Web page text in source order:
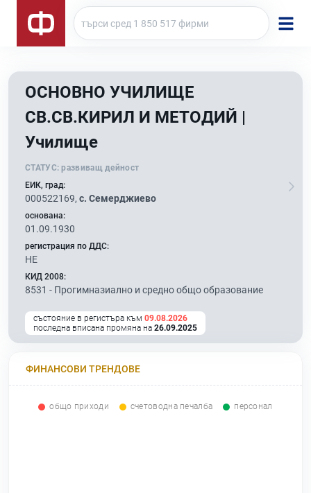
ОСНОВНО УЧИЛИЩЕ
СВ.СВ.КИРИЛ И МЕТОДИЙ |
Училище
СТАТУС: развиващ дейност
ЕИК, град:
000522169, с. Семерджиево
основана:
01.09.1930
регистрация по ДДС:
НЕ
КИД 2008:
8531 - Прогимназиално и средно общо образование
състояние в регистъра към 09.08.2026
последна вписана промяна на 26.09.2025
ФИНАНСОВИ ТРЕНДОВЕ
общо приходи счетоводна печалба персонал